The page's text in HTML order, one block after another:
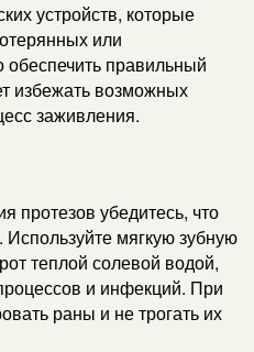
устройств, которые
или
правильный
избежать возможных
заживления.
протезов убедитесь, что
мягкую зубную
теплой солевой водой,
и инфекций. При
раны и не трогать их